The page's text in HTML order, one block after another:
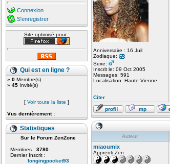
Connexion
S'enregistrer
Site optimisé pour :
Qui est en ligne ?
» 0 Membre(s)
» 45 Invité(s)
[ Voir toute la liste ]
Vus dernièrement :
Statistiques
Sur le Forum ZenZone
Membres : 3780
Dernier Inscrit :
longingpocket93
Anniversaire : 16 Juil
Zodiaque:
Sexe:
Inscrit le: 09 Oct 2005
Messages: 591
Localisation: Haute Vienne
Citer
Auteur
miaoumix
Apprenti Zen